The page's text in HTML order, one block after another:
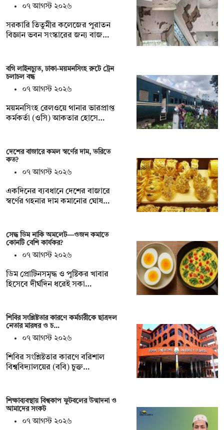
০৭ আগস্ট ২০২৬
সরকারি তিতুমীর কলেজের পুরাতন
বিজ্ঞান ভবন সংস্কারের জন্য বাজ…
বগি লাইনচ্যুত, ঢাকা-ময়মনসিংহ রুটে ট্রেন
চলাচল বন্ধ
০৭ আগস্ট ২০২৬
ময়মনসিংহ রেলওয়ে থানার ভারপ্রাপ্ত
কর্মকর্তা (ওসি) আকতার হোসে…
দেশের বাজারে কমল স্বর্ণের দাম, ভরিতে
কত?
০৭ আগস্ট ২০২৬
একদিনের ব্যবধানে দেশের বাজারে
স্বর্ণের গহনার দাম কমানোর ঘোষ…
সেদ্ধ ডিম নাকি অমলেট—ওজন কমাতে
কোনটি বেশি কার্যকর?
০৭ আগস্ট ২০২৬
ডিম প্রোটিনসমৃদ্ধ ও পুষ্টিকর খাবার
হিসেবে দীর্ঘদিন ধরেই সকা…
শিবির সংশ্লিষ্টতার কারণে কর্মচারীকে ছাত্রদল
নেতার মারধর ও চ…
০৭ আগস্ট ২০২৬
শিবির সংশ্লিষ্টতার কারণে বরিশাল
বিশ্ববিদ্যালয়ের (ববি) চুক্ত…
শিক্ষাব্যবস্থায় বিশ্বকাপ ফুটবলের উন্মাদনা ও
আমাদের সংকট
০৭ আগস্ট ২০২৬